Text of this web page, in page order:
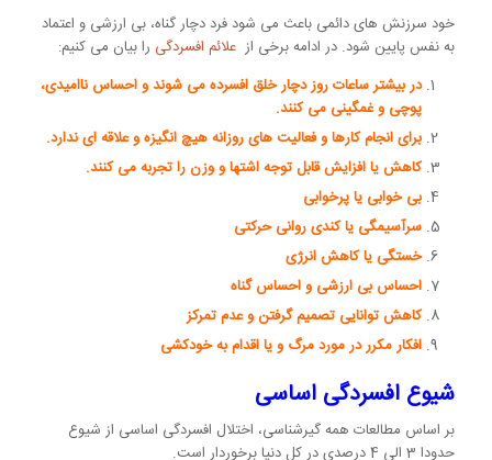
خود سرزنش های دائمی باعث می شود فرد دچار گناه، بی ارزشی و اعتماد
به نفس پایین شود. در ادامه برخی از علائم افسردگی را بیان می کنیم:
در بیشتر ساعات روز دچار خلق افسرده می شوند و احساس ناامیدی،
پوچی و غمگینی می کنند.
برای انجام کارها و فعالیت های روزانه هیچ انگیزه و علاقه ای ندارد.
کاهش یا افزایش قابل توجه اشتها و وزن را تجربه می کنند.
بی خوابی یا پرخوابی
سرآسیمگی یا کندی روانی حرکتی
خستگی یا کاهش انرژی
احساس بی ارزشی و احساس گناه
کاهش توانایی تصمیم گرفتن و عدم تمرکز
افکار مکرر در مورد مرگ و یا اقدام به خودکشی
شیوع افسردگی اساسی
بر اساس مطالعات همه گیرشناسی، اختلال افسردگی اساسی از شیوع
حدودا 3 الی 4 درصدی در کل دنیا برخوردار است.